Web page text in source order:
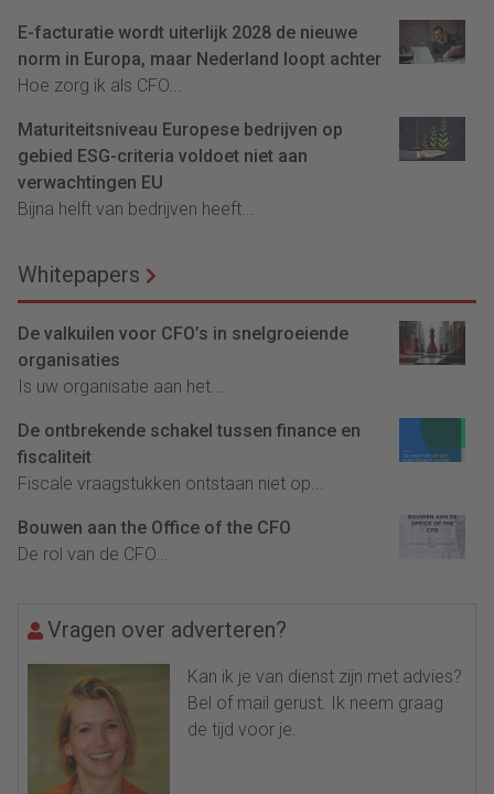
E-facturatie wordt uiterlijk 2028 de nieuwe
norm in Europa, maar Nederland loopt achter
Hoe zorg ik als CFO...
Maturiteitsniveau Europese bedrijven op
gebied ESG-criteria voldoet niet aan
verwachtingen EU
Bijna helft van bedrijven heeft...
Whitepapers
De valkuilen voor CFO’s in snelgroeiende
organisaties
Is uw organisatie aan het...
De ontbrekende schakel tussen finance en
fiscaliteit
Fiscale vraagstukken ontstaan niet op...
Bouwen aan the Office of the CFO
De rol van de CFO...
Vragen over adverteren?
Kan ik je van dienst zijn met advies?
Bel of mail gerust. Ik neem graag
de tijd voor je.